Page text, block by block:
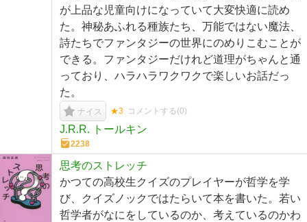
が上品な児童向けになっていて大変快適に読め
た。神秘あふれる種族たち、万能ではない魔法、
詩たちでファンタジーの世界にのめりこむことが
できる。ファンタジーだけれど道理がちゃんと通
っており、ハラハラワクワクで楽しいお話だっ
た。
ナイス ★3 コメントする(0)
J.R.R. トールキン
2238
思考のストレッチ
かつての高校生クイズのプレイヤーが哲学を学
び、クイズノックではたらいて本を書いた。若い
哲学者がなにをしているのか、考えているのかわ